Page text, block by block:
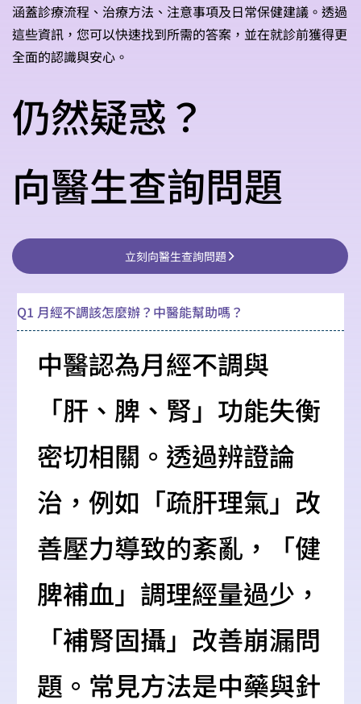
涵蓋診療流程、治療方法、注意事項及日常保健建議。透過
這些資訊，您可以快速找到所需的答案，並在就診前獲得更
全面的認識與安心。
仍然疑惑？
向醫生查詢問題
立刻向醫生查詢問題
Q1 月經不調該怎麼辦？中醫能幫助嗎？
中醫認為月經不調與
「肝、脾、腎」功能失衡
密切相關。透過辨證論
治，例如「疏肝理氣」改
善壓力導致的紊亂，「健
脾補血」調理經量過少，
「補腎固攝」改善崩漏問
題。常見方法是中藥與針